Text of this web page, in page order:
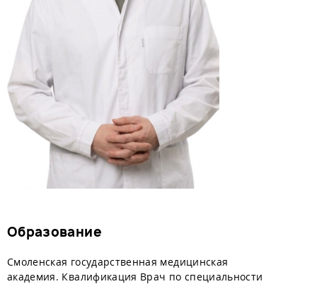
Образование
Смоленская государственная медицинская
академия. Квалификация Врач по специальности